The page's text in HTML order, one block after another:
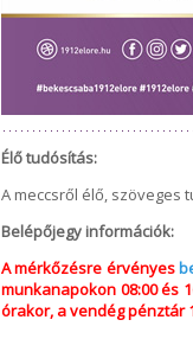
Élő tudósítás:
A meccsről élő, szöveges
Belépőjegy információk:
A mérkőzésre érvényes
munkanapokon 08:00 és
órakor, a vendég pénztár